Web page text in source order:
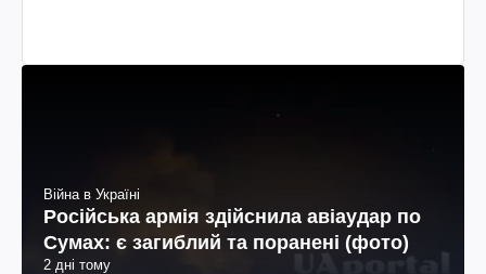
Війна в Україні
Російська армія здійснила авіаудар по
Сумах: є загиблий та поранені (фото)
2 дні тому